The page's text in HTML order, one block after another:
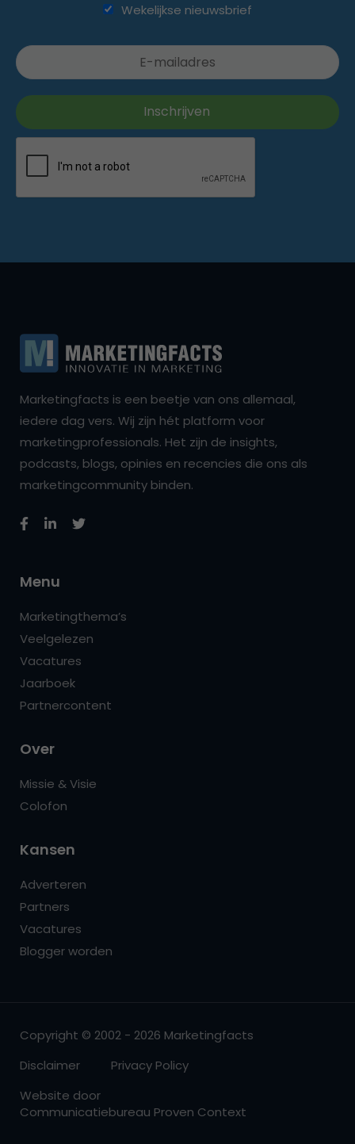
Wekelijkse nieuwsbrief
Marketingfacts is een beetje van ons allemaal,
iedere dag vers. Wij zijn hét platform voor
marketingprofessionals. Het zijn de insights,
podcasts, blogs, opinies en recencies die ons als
marketingcommunity binden.
Menu
Marketingthema’s
Veelgelezen
Vacatures
Jaarboek
Partnercontent
Over
Missie & Visie
Colofon
Kansen
Adverteren
Partners
Vacatures
Blogger worden
Copyright © 2002 - 2026 Marketingfacts
Disclaimer
Privacy Policy
Website door
Communicatiebureau Proven Context